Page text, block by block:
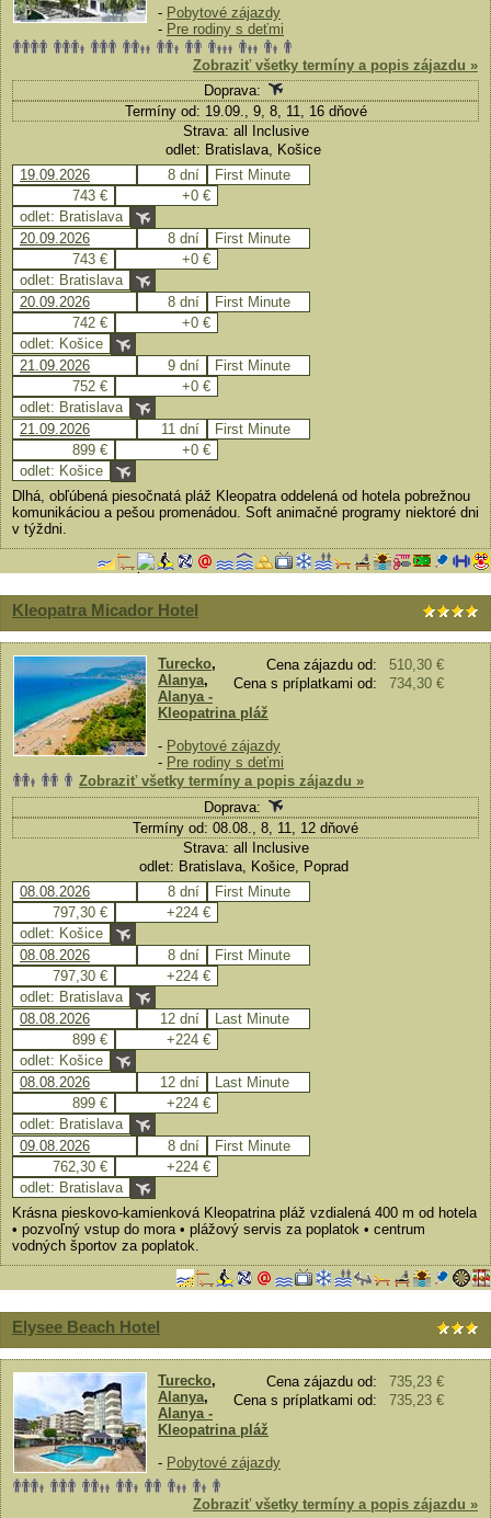
- Pobytové zájazdy
- Pre rodiny s deťmi
Zobraziť všetky termíny a popis zájazdu »
Doprava:
Termíny od: 19.09., 9, 8, 11, 16 dňové
Strava: all Inclusive
odlet: Bratislava, Košice
19.09.2026
8 dní
First Minute
743 €
+0 €
odlet: Bratislava
20.09.2026
8 dní
First Minute
743 €
+0 €
odlet: Bratislava
20.09.2026
8 dní
First Minute
742 €
+0 €
odlet: Košice
21.09.2026
9 dní
First Minute
752 €
+0 €
odlet: Bratislava
21.09.2026
11 dní
First Minute
899 €
+0 €
odlet: Košice
Dlhá, obľúbená piesočnatá pláž Kleopatra oddelená od hotela pobrežnou
komunikáciou a pešou promenádou. Soft animačné programy niektoré dni
v týždni.
Kleopatra Micador Hotel
Cena zájazdu od:
510,30 €
Cena s príplatkami od:
734,30 €
Turecko,
Alanya,
Alanya -
Kleopatrina pláž
- Pobytové zájazdy
- Pre rodiny s deťmi
Zobraziť všetky termíny a popis zájazdu »
Doprava:
Termíny od: 08.08., 8, 11, 12 dňové
Strava: all Inclusive
odlet: Bratislava, Košice, Poprad
08.08.2026
8 dní
First Minute
797,30 €
+224 €
odlet: Košice
08.08.2026
8 dní
First Minute
797,30 €
+224 €
odlet: Bratislava
08.08.2026
12 dní
Last Minute
899 €
+224 €
odlet: Košice
08.08.2026
12 dní
Last Minute
899 €
+224 €
odlet: Bratislava
09.08.2026
8 dní
First Minute
762,30 €
+224 €
odlet: Bratislava
Krásna pieskovo-kamienková Kleopatrina pláž vzdialená 400 m od hotela
• pozvoľný vstup do mora • plážový servis za poplatok • centrum
vodných športov za poplatok.
Elysee Beach Hotel
Cena zájazdu od:
735,23 €
Cena s príplatkami od:
735,23 €
Turecko,
Alanya,
Alanya -
Kleopatrina pláž
- Pobytové zájazdy
Zobraziť všetky termíny a popis zájazdu »